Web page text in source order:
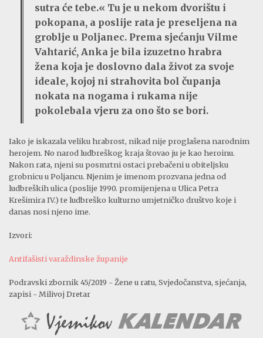
sutra će tebe.« Tu je u nekom dvorištu i
pokopana, a poslije rata je preseljena na
groblje u Poljanec. Prema sjećanju Vilme
Vahtarić, Anka je bila izuzetno hrabra
žena koja je doslovno dala život za svoje
ideale, kojoj ni strahovita bol čupanja
nokata na nogama i rukama nije
pokolebala vjeru za ono što se bori.
Iako je iskazala veliku hrabrost, nikad nije proglašena narodnim
herojem. No narod ludbreškog kraja štovao ju je kao heroinu.
Nakon rata, njeni su posmrtni ostaci prebačeni u obiteljsku
grobnicu u Poljancu. Njenim je imenom prozvana jedna od
ludbreških ulica (poslije 1990. promijenjena u Ulica Petra
Krešimira IV.) te ludbreško kulturno umjetničko društvo koje i
danas nosi njeno ime.
Izvori:
Antifašisti varaždinske županije
Podravski zbornik 45/2019 - Žene u ratu, Svjedočanstva, sjećanja,
zapisi - Milivoj Dretar